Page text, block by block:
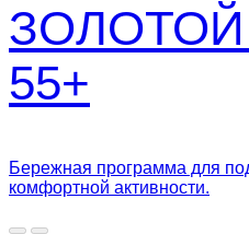
55+
Бережная программа для
комфортной активности.